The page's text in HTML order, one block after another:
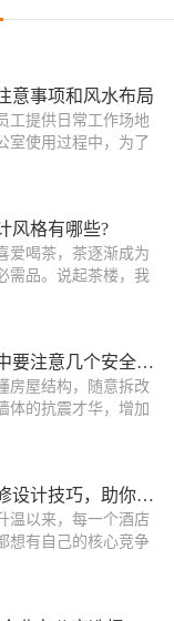
意事项和风水布局
工提供日常工作场地
室使用过程中，为了
风格有哪些?
爱喝茶，茶逐渐成为
需品。说起茶楼，我
办公室装修过程中要注意几个安全隐患
房屋结构，随意拆改
体的抗震才华，增加
五个酒店大堂装修设计技巧，助你打造高
温以来，每一个酒店
想有自己的核心竞争